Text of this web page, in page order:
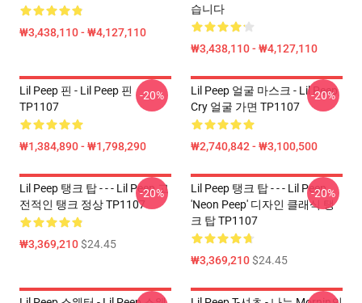
₩3,438,110 - ₩4,127,110
습니다
₩3,438,110 - ₩4,127,110
Lil Peep 핀 - Lil Peep 핀
TP1107
₩1,384,890 - ₩1,798,290
-20%
Lil Peep 얼굴 마스크 - Lil Peep
Cry 얼굴 가면 TP1107
₩2,740,842 - ₩3,100,500
-20%
Lil Peep 탱크 탑 - - - Lil Peep 고
전적인 탱크 정상 TP1107
₩3,369,210$24.45
-20%
Lil Peep 탱크 탑 - - - Lil Peep
'Neon Peep' 디자인 클래식 탱
크 탑 TP1107
₩3,369,210$24.45
-20%